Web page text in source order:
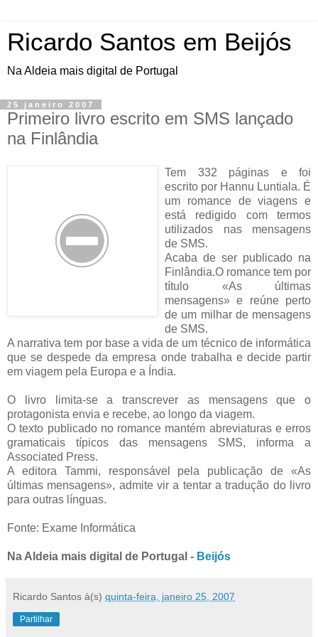
Ricardo Santos em Beijós
Na Aldeia mais digital de Portugal
25 janeiro 2007
Primeiro livro escrito em SMS lançado
na Finlândia
Tem 332 páginas e foi
escrito por Hannu Luntiala. É
um romance de viagens e
está redigido com termos
utilizados nas mensagens
de SMS.
Acaba de ser publicado na
Finlândia.O romance tem por
título «As últimas
mensagens» e reúne perto
de um milhar de mensagens
de SMS.
A narrativa tem por base a vida de um técnico de informática
que se despede da empresa onde trabalha e decide partir
em viagem pela Europa e a Índia.
O livro limita-se a transcrever as mensagens que o
protagonista envia e recebe, ao longo da viagem.
O texto publicado no romance mantém abreviaturas e erros
gramaticais típicos das mensagens SMS, informa a
Associated Press.
A editora Tammi, responsável pela publicação de «As
últimas mensagens», admite vir a tentar a tradução do livro
para outras línguas.
Fonte: Exame Informática
Na Aldeia mais digital de Portugal - Beijós
Ricardo Santos à(s) quinta-feira, janeiro 25, 2007
Partilhar